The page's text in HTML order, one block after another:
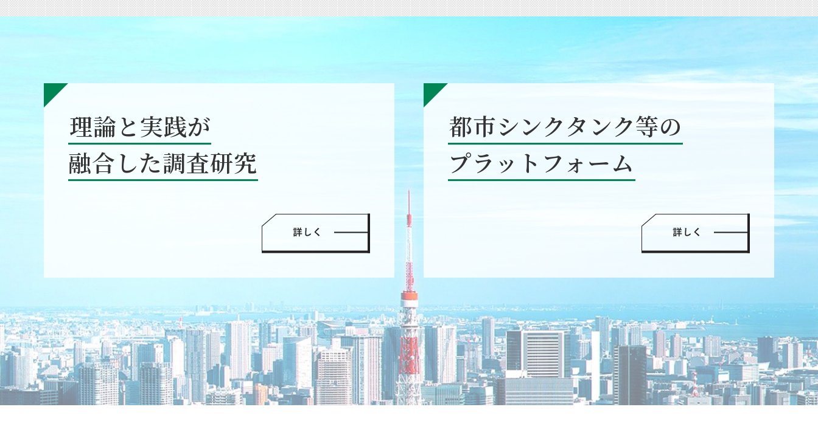
理論と実践が
融合した調査研究
都市シンクタンク等の
プラットフォーム